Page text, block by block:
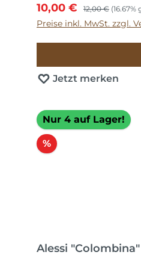
Verkaufspreis:
10,00 € Regulärer Preis:
12,00 € (16.67%
Preise inkl. MwSt. zzgl.
Jetzt merken
Nur 4 auf Lager!
%Rabatt
Alessi